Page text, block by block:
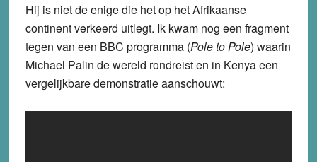
Hij is niet de enige die het op het Afrikaanse
continent verkeerd uitlegt. Ik kwam nog een fragment
tegen van een BBC programma (Pole to Pole) waarin
Michael Palin de wereld rondreist en in Kenya een
vergelijkbare demonstratie aanschouwt: